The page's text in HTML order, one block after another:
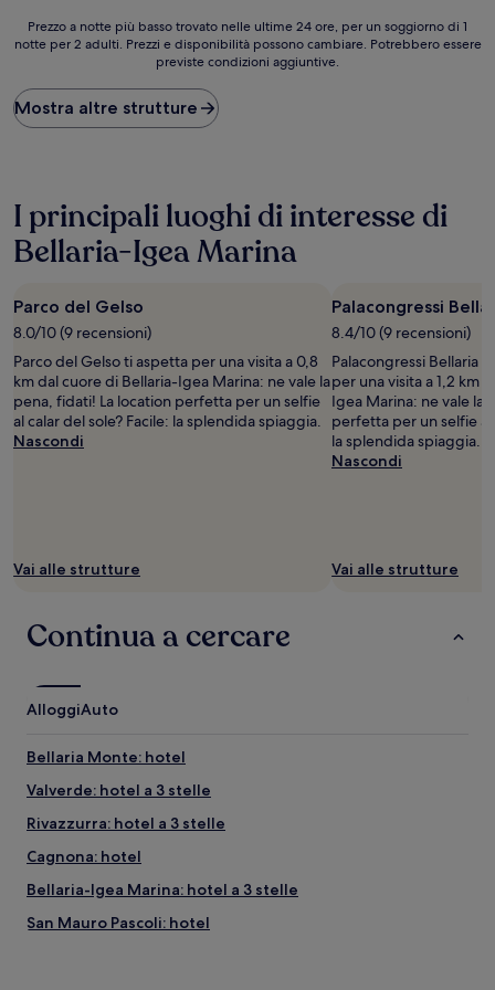
Prezzo
a
più
basso
trovato
ore,
per
un
soggiorno
1
notte
per
2
adulti.
Prezzi
e
disponibilità
condizioni
aggiuntive.
Prezzo a notte più basso trovato nelle ultime 24 ore, per un soggiorno di 1
notte per 2 adulti. Prezzi e disponibilità possono cambiare. Potrebbero essere
previste condizioni aggiuntive.
Mostra altre strutture
I principali luoghi di interesse di
Bellaria-Igea Marina
Parco del Gelso
8.0/10 (9 recensioni)
Parco del Gelso ti aspetta per una visita a 0,8
km dal cuore di Bellaria-Igea Marina: ne vale la
pena, fidati! La location perfetta per un selfie
al calar del sole? Facile: la splendida spiaggia.
Nascondi
Vai alle strutture
Palacongressi
8.4/10 (9 recensioni)
Palacongressi Bellaria
per una visita a 1,2 km
Igea Marina: ne vale la
perfetta per un selfie al
la splendida spiaggia.
Nascondi
Vai alle strutture
Continua a cercare
AlloggiAuto
Bellaria Monte: hotel
Valverde: hotel a 3 stelle
Rivazzurra: hotel a 3 stelle
Cagnona: hotel
Bellaria-Igea Marina: hotel a 3 stelle
San Mauro Pascoli: hotel